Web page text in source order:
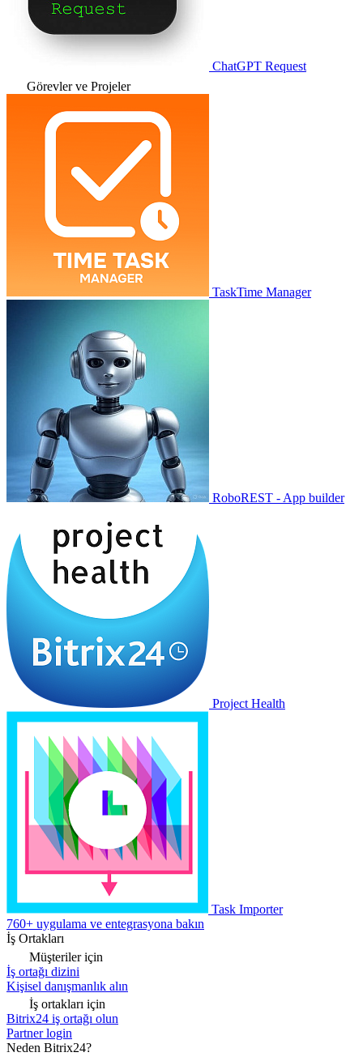
ChatGPT Request
Görevler ve Projeler
TaskTime Manager
RoboREST - App builder
Project Health
Task Importer
760+ uygulama ve entegrasyona bakın
İş Ortakları
Müşteriler için
İş ortağı dizini
Kişisel danışmanlık alın
İş ortakları için
Bitrix24 iş ortağı olun
Partner login
Neden Bitrix24?